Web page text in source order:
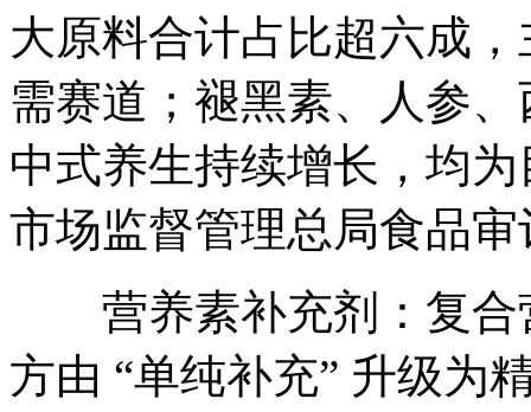
大原料合计占比超六成
需赛道；褪黑素、人参
中式养生持续增长，均
市场监督管理总局食品
营养素补充剂：复合
方由 “单纯补充” 升级为